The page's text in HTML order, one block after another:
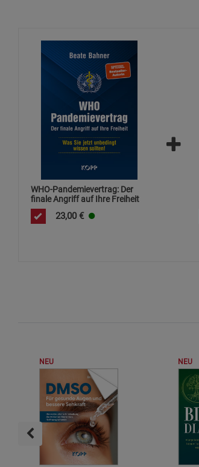
WHO-Pandemievertrag: Der
finale Angriff auf Ihre Freiheit
23,00 €
NEU NEU